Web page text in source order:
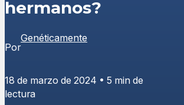
hermanos?
Por
Genéticamente
18 de marzo de 2024 • 5 min de
lectura